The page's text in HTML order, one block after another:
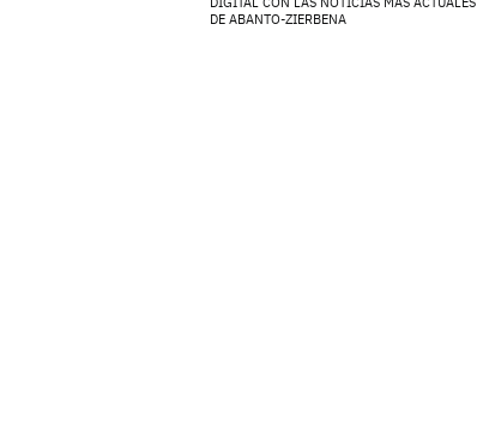
DE ABANTO-ZIERBENA